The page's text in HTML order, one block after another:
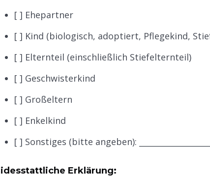
[ ] Ehepartner
[ ] Kind (biologisch, adoptiert, Pflegekind,
[ ] Elternteil (einschließlich Stiefelternteil)
[ ] Geschwisterkind
[ ] Großeltern
[ ] Enkelkind
[ ] Sonstiges (bitte angeben):
Erklärung: